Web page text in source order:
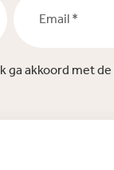
ga akkoord met de